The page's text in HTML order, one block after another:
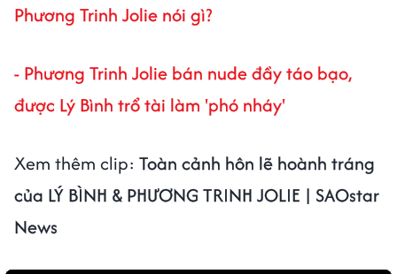
Phương Trinh Jolie nói gì?
- Phương Trinh Jolie bán nude đầy táo bạo,
được Lý Bình trổ tài làm 'phó nháy'
Xem thêm clip: Toàn cảnh hôn lẽ hoành tráng
của LÝ BÌNH & PHƯƠNG TRINH JOLIE | SAOstar
News